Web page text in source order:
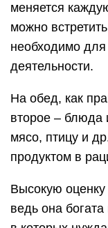
меняется
можно
необходимо для
деятельности.
На обед, как
второе – блюда
мясо, птицу и
продуктом в
Высокую оценку
ведь она